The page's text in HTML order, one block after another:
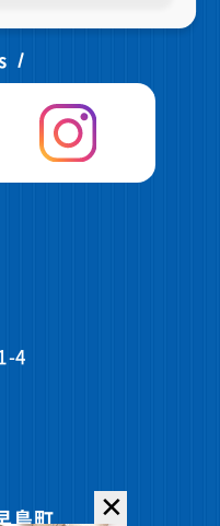
4
島町 ✕